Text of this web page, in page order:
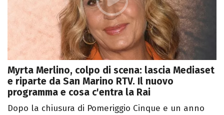
Myrta Merlino, colpo di scena: lascia Mediaset
e riparte da San Marino RTV. Il nuovo
programma e cosa c'entra la Rai
Dopo la chiusura di Pomeriggio Cinque e un anno